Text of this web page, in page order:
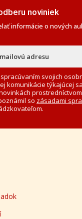
noviniek
informácie o nových
svojich
komunikácie týkajúcej
so zásadami